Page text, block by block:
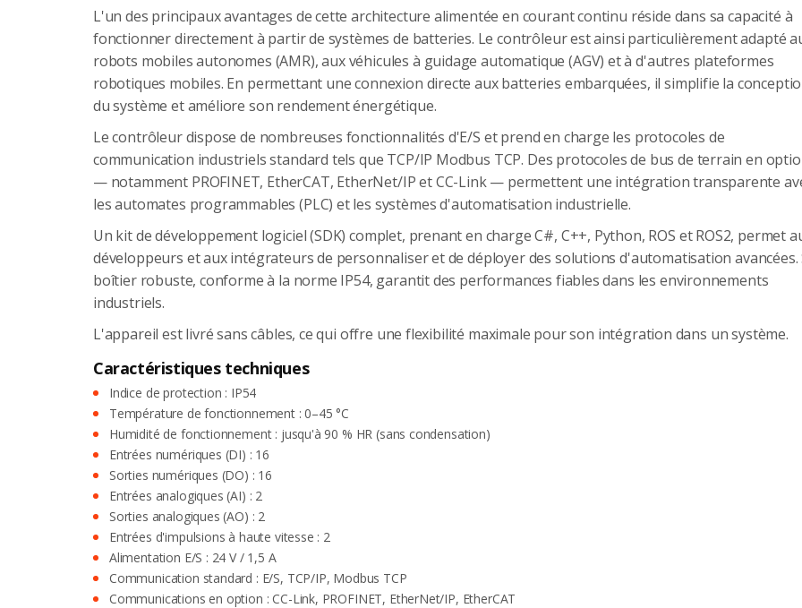
L'un des principaux avantages de cette architecture alimentée en courant continu réside dans sa capacité à
fonctionner directement à partir de systèmes de batteries. Le contrôleur est ainsi particulièrement adapté
robots mobiles autonomes (AMR), aux véhicules à guidage automatique (AGV) et à d'autres plateformes
robotiques mobiles. En permettant une connexion directe aux batteries embarquées, il simplifie la
du système et améliore son rendement énergétique.
Le contrôleur dispose de nombreuses fonctionnalités d'E/S et prend en charge les protocoles de
communication industriels standard tels que TCP/IP Modbus TCP. Des protocoles de bus de terrain en
— notamment PROFINET, EtherCAT, EtherNet/IP et CC-Link — permettent une intégration transparente
les automates programmables (PLC) et les systèmes d'automatisation industrielle.
Un kit de développement logiciel (SDK) complet, prenant en charge C#, C++, Python, ROS et ROS2, permet
développeurs et aux intégrateurs de personnaliser et de déployer des solutions d'automatisation avancées.
boîtier robuste, conforme à la norme IP54, garantit des performances fiables dans les environnements
industriels.
L'appareil est livré sans câbles, ce qui offre une flexibilité maximale pour son intégration dans un système.
Caractéristiques techniques
Indice de protection : IP54
Température de fonctionnement : 0–45 °C
Humidité de fonctionnement : jusqu'à 90 % HR (sans condensation)
Entrées numériques (DI) : 16
Sorties numériques (DO) : 16
Entrées analogiques (AI) : 2
Sorties analogiques (AO) : 2
Entrées d'impulsions à haute vitesse : 2
Alimentation E/S : 24 V / 1,5 A
Communication standard : E/S, TCP/IP, Modbus TCP
Communications en option : CC-Link, PROFINET, EtherNet/IP, EtherCAT